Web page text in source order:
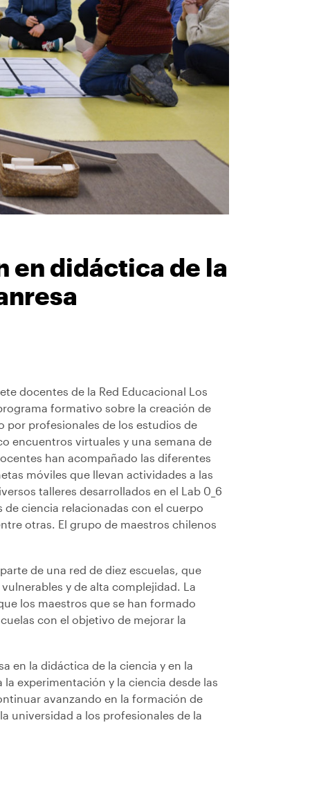
en didáctica de la
docentes de la Red Educacional Los
formativo sobre la creación de
por profesionales de los estudios de
encuentros virtuales y una semana de
han acompañado las diferentes
móviles que llevan actividades a las
talleres desarrollados en el Lab 0_6
ciencia relacionadas con el cuerpo
otras. El grupo de maestros chilenos
de una red de diez escuelas, que
y de alta complejidad. La
los maestros que se han formado
con el objetivo de mejorar la
en la didáctica de la ciencia y en la
experimentación y la ciencia desde las
avanzando en la formación de
universidad a los profesionales de la